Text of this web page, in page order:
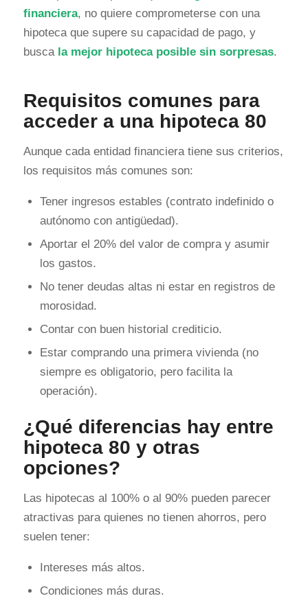
financiera, no quiere comprometerse con una
hipoteca que supere su capacidad de pago, y
busca la mejor hipoteca posible sin sorpresas.
Requisitos comunes para
acceder a una hipoteca 80
Aunque cada entidad financiera tiene sus criterios,
los requisitos más comunes son:
Tener ingresos estables (contrato indefinido o
autónomo con antigüedad).
Aportar el 20% del valor de compra y asumir
los gastos.
No tener deudas altas ni estar en registros de
morosidad.
Contar con buen historial crediticio.
Estar comprando una primera vivienda (no
siempre es obligatorio, pero facilita la
operación).
¿Qué diferencias hay entre
hipoteca 80 y otras
opciones?
Las hipotecas al 100% o al 90% pueden parecer
atractivas para quienes no tienen ahorros, pero
suelen tener:
Intereses más altos.
Condiciones más duras.